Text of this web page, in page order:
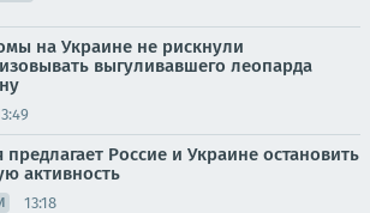
на Украине не рискнули
выгуливавшего леопарда
предлагает Россие и Украине остановить
активность
13:18